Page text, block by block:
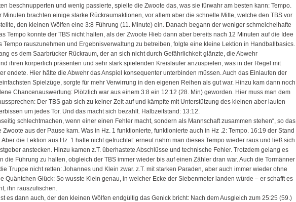
beschnupperten und wenig passierte, spielte die Zwoote das, was sie fürwahr am besten kann: Tempo.
Minuten brachten einige starke Rückraumaktionen, vor allem aber die schnelle Mitte, welche den TBS vor
den kleinen Wölfen eine 3:8 Führung (11. Minute) ein. Danach begann der weniger schmeichelhafte
Tempo konnte der TBS nicht halten, als der Zwoote Hieb dann aber bereits nach 12 Minuten auf die Idee
Tempo rauszunehmen und Ergebnisverwaltung zu betreiben, folgte eine kleine Lektion in Handballbasics.
es dem Saarbrücker Rückraum, der an sich nicht durch Gefährlichkeit glänzte, die Abwehr
ihren körperlich präsenten und sehr stark spielenden Kreisläufer anzuspielen, was in der Regel mit
endete. Hier hätte die Abwehr das Anspiel konsequenter unterbinden müssen. Auch das Einlaufen der
Spielzüge, sorgte für mehr Verwirrung in den eigenen Reihen als gut war. Hinzu kam dann noch
Chancenauswertung: Plötzlich war aus einem 3:8 ein 12:12 (28. Min) geworden. Hier muss man dem
Der TBS gab sich zu keiner Zeit auf und kämpfte mit Unterstützung des kleinen aber lauten
um jedes Tor. Und das macht sich bezahlt. Halbzeitstand: 13:12.
schlechtmachen, wenn einer einen Fehler macht, sondern als Mannschaft zusammen stehen“, so das
Zwoote aus der Pause kam. Was in Hz. 1 funktionierte, funktionierte auch in Hz .2: Tempo. 16:19 der Stand
die Lektion aus Hz. 1 hatte nicht gefruchtet: erneut nahm man dieses Tempo wieder raus und ließ sich
anstecken. Hinzu kamen z.T. überhastete Abschlüsse und technische Fehler. Trotzdem gelang es
die Führung zu halten, obgleich der TBS immer wieder bis auf einen Zähler dran war. Auch die Tormänner
Truppe nicht retten: Johannes und Klein zwar. z.T. mit starken Paraden, aber auch immer wieder ohne
Quäntchen Glück: So wusste Klein genau, in welcher Ecke der Siebenmeter landen würde – er schafft es
ihn rauszufischen.
es dann auch, der den kleinen Wölfen endgültig das Genick bricht: Nach dem Ausgleich zum 25:25 (59.)